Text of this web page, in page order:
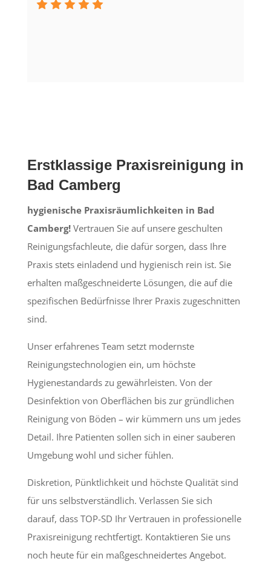
Erstklassige Praxisreinigung in
Bad Camberg
hygienische Praxisräumlichkeiten in Bad
Camberg!Vertrauen Sie auf unsere geschulten
Reinigungsfachleute, die dafür sorgen, dass Ihre
Praxis stets einladend und hygienisch rein ist. Sie
erhalten maßgeschneiderte Lösungen, die auf die
spezifischen Bedürfnisse Ihrer Praxis zugeschnitten
sind.
Unser erfahrenes Team setzt modernste
Reinigungstechnologien ein, um höchste
Hygienestandards zu gewährleisten. Von der
Desinfektion von Oberflächen bis zur gründlichen
Reinigung von Böden – wir kümmern uns um jedes
Detail. Ihre Patienten sollen sich in einer sauberen
Umgebung wohl und sicher fühlen.
Diskretion, Pünktlichkeit und höchste Qualität sind
für uns selbstverständlich. Verlassen Sie sich
darauf, dass TOP-SD Ihr Vertrauen in professionelle
Praxisreinigung rechtfertigt. Kontaktieren Sie uns
noch heute für ein maßgeschneidertes Angebot.